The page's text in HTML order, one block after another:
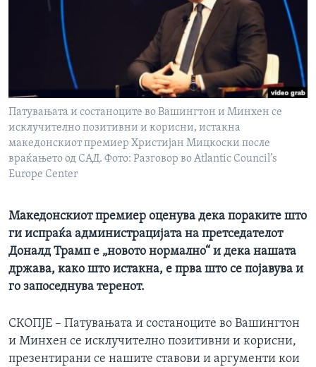
ИНТЕРВЈУА
Јазици
Патувањата и состаноците во Вашингтон и Минхен се
исклучително позитивни и корисни, истакна
македонскиот премиер Христијан Мицкоски после
враќањето од САД. Фото: Разговор во Atlantic Council’s
Europe Center
Македонскиот премиер оценува дека пораките што
ги испраќа администрацијата на претседателот
Доналд Трамп е „новото нормално“ и дека нашата
држава, како што истакна, е прва што се појавува и
го запоседнува теренот.
СКОПЈЕ – Патувањата и состаноците во Вашингтон
и Минхен се исклучително позитивни и корисни,
презентирани се нашите ставови и аргументи кои